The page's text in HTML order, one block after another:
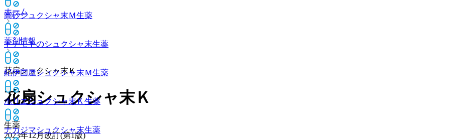
高砂シュクシャ末Ｍ生薬
トチモトのシュクシャ末生薬
紀伊国屋シュクシャ末Ｍ生薬
ホリエシュクシャ末Ｋ 生薬
ナカジマシュクシャ末生薬
ホーム
薬剤情報
花扇シュクシャ末Ｋ
花扇シュクシャ末Ｋ
生薬
2023年12月改訂(第1版)